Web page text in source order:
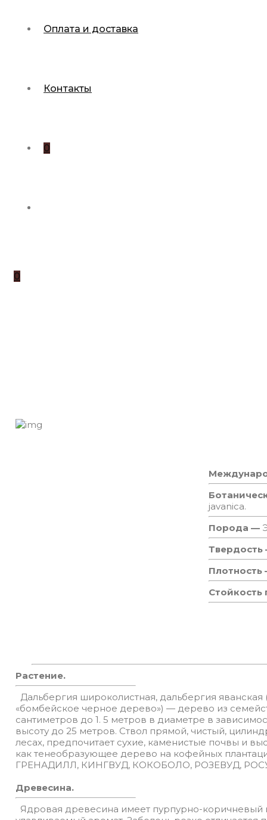
Оплата и доставка
Контакты
0
0
javanica.
Порода —
Твердость
Растение.
Дальбергия широколистная, дальбергия
«бомбейское черное дерево») — дерево из
сантиметров до 1. 5 метров в диаметре в
высоту до 25 метров. Ствол прямой, чистый,
лесах, предпочитает сухие, каменистые почвы и
как тенеобразующее дерево на кофейных
ГРЕНАДИЛЛ, КИНГВУД, КОКОБОЛО, РОЗЕВУД,
Древесина.
Ядровая древесина имеет пурпурно-коричневый